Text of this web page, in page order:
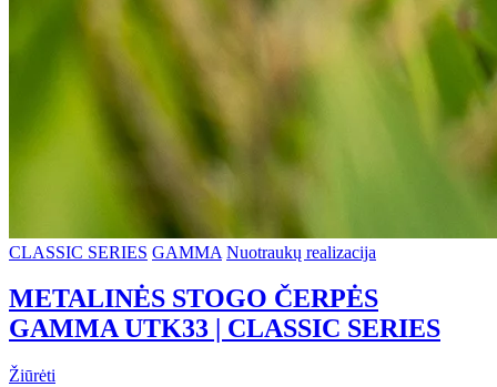
CLASSIC SERIES GAMMA Nuotraukų realizacija
METALINĖS STOGO ČERPĖS
GAMMA UTK33 | CLASSIC SERIES
Žiūrėti